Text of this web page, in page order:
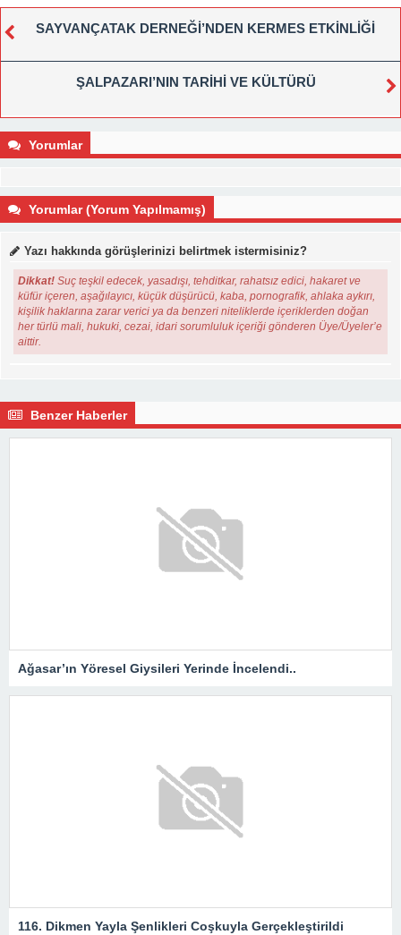
SAYVANÇATAK DERNEĞİ’NDEN KERMES ETKİNLİĞİ
ŞALPAZARI’NIN TARİHİ VE KÜLTÜRÜ
Yorumlar
Yorumlar (Yorum Yapılmamış)
Yazı hakkında görüşlerinizi belirtmek istermisiniz?
Dikkat! Suç teşkil edecek, yasadışı, tehditkar, rahatsız edici, hakaret ve
küfür içeren, aşağılayıcı, küçük düşürücü, kaba, pornografik, ahlaka aykırı,
kişilik haklarına zarar verici ya da benzeri niteliklerde içeriklerden doğan
her türlü mali, hukuki, cezai, idari sorumluluk içeriği gönderen Üye/Üyeler’e
aittir.
Benzer Haberler
Ağasar’ın Yöresel Giysileri Yerinde İncelendi..
116. Dikmen Yayla Şenlikleri Coşkuyla Gerçekleştirildi